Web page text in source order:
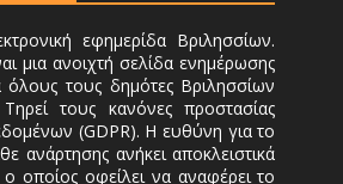
εφημερίδα Βριλησσίων.
μια ανοιχτή σελίδα ενημέρωσης
όλους τους δημότες Βριλησσίων
τους κανόνες προστασίας
(GDPR). Η ευθύνη για το
ανάρτησης ανήκει αποκλειστικά
οποίος οφείλει να αναφέρει το